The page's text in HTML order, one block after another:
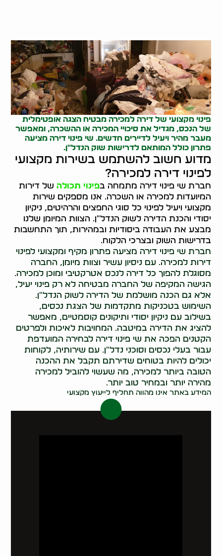
פינוי מקצועי של דירה למכירה מבטיח הצגה אופטימלית
של הנכס, מגדיל את סיכויי המכירה או ההשכרה, ומאפשר
מעבר מהיר ויעיל לדיירים חדשים. שי פינוי דירה מציעה
פתרון כולל המותאם לדרישות שוק הנדל"ן.
מדוע חשוב להשתמש בשירות מקצועי
לפינוי דירה למכירה?
חברת שי פינוי דירה מתמחה בפינוי תכולה של דירות
המיועדות למכירה או השכרה. אנו מספקים שירות
מקצועי ויעיל לפינוי כל סוגי החפצים והרהיטים, ניקיון
יסודי והכנת הדירה לשוק הנדל"ן. הצוות המיומן שלנו
מבצע את העבודה ביסודיות ובמהירות, תוך התחשבות
בדרישות השוק ובצרכי הלקוח.
חברת שי פינוי דירה מציעה פתרון מקיף ומקצועי לפינוי
דירות למכירה. עם ניסיון עשיר וצוות מיומן, החברה
מסוגלת להפוך כל דירה לנכס אטרקטיבי ומוכן למכירה.
הגישה המקיפה של החברה מבטיחה לא רק פינוי יעיל,
אלא גם הכנה מושלמת של הדירה לשוק הנדל"ן.
השימוש בטכניקות מתקדמות של הצגת נכסים,
בשילוב עם ניקיון יסודי ותיקונים קוסמטיים, מאפשר
להציג את הדירה במיטבה. המחויבות לאיכות ולפרטים
הקטנים הפכה את שי פינוי דירה לבחירה המועדפת
עבור בעלי נכסים וסוכני נדל"ן. עם שירותיה, לקוחות
יכולים להיות בטוחים שדירתם תקבל את ההכנה
הטובה ביותר למכירה, מה שעשוי להוביל למכירה
מהירה יותר ובמחיר טוב יותר.
המידע באתר אינו מהווה תחליף לייעוץ מקצועי